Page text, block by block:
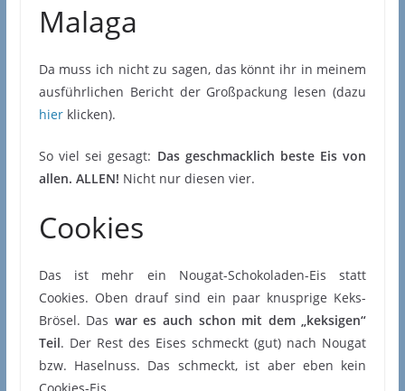
Malaga
Da muss ich nicht zu sagen, das könnt ihr in meinem
ausführlichen Bericht der Großpackung lesen (dazu
hierklicken).
So viel sei gesagt: Das geschmacklich beste Eis von
allen. ALLEN! Nicht nur diesen vier.
Cookies
Das ist mehr ein Nougat-Schokoladen-Eis statt
Cookies. Oben drauf sind ein paar knusprige Keks-
Brösel. Das war es auch schon mit dem „keksigen“
Teil. Der Rest des Eises schmeckt (gut) nach Nougat
bzw. Haselnuss. Das schmeckt, ist aber eben kein
Cookies-Eis…